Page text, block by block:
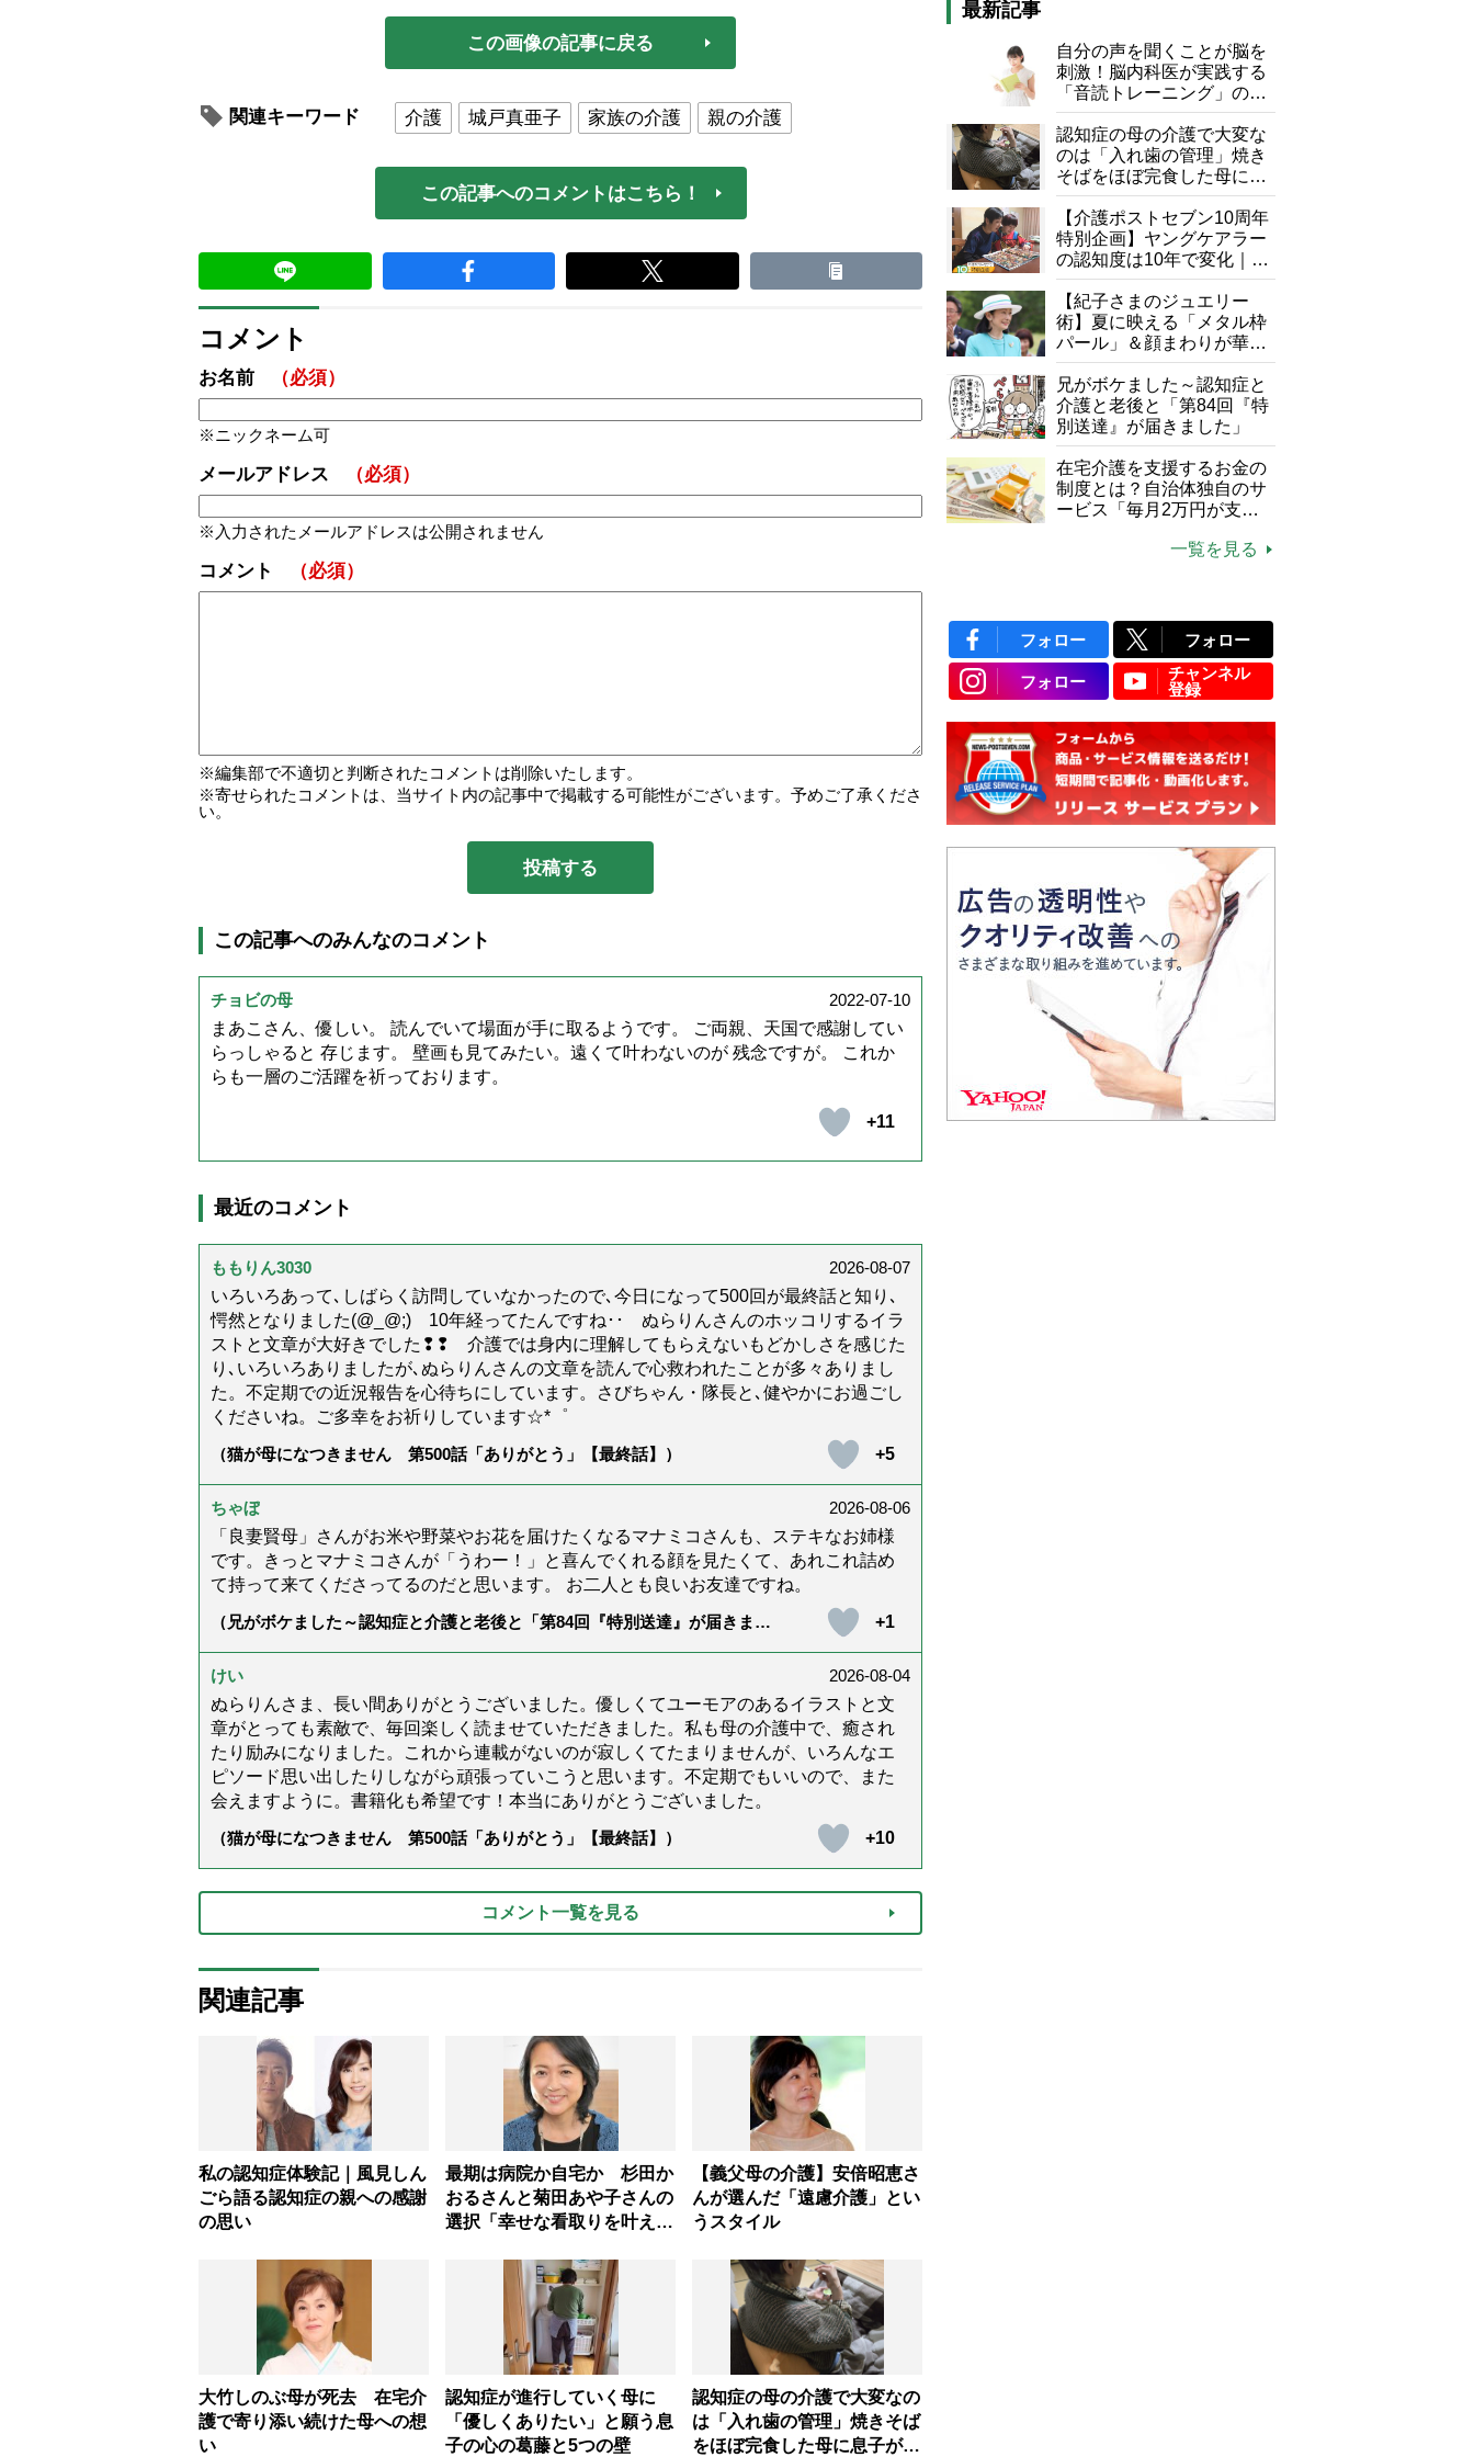
この画像の記事に戻る
関連キーワード 介護 城戸真亜子 家族の介護 親の介護
この記事へのコメントはこちら！
コメント
お名前 （必須）
ニックネーム可
メールアドレス （必須）
入力されたメールアドレスは公開されません
コメント （必須）
編集部で不適切と判断されたコメントは削除いたします。
寄せられたコメントは、当サイト内の記事中で掲載する可能性がございます。予めご了承くださ
い。
この記事へのみんなのコメント
チョビの母
2022-07-10
まあこさん、優しい。 読んでいて場面が手に取るようです。 ご両親、天国で感謝してい
らっしゃると 存じます。 壁画も見てみたい。遠くて叶わないのが 残念ですが。 これか
らも一層のご活躍を祈っております。
+11
最近のコメント
ももりん3030
2026-08-07
いろいろあって､しばらく訪問していなかったので､今日になって500回が最終話と知り､
愕然となりました(@_@;) 10年経ってたんですね･･ ぬらりんさんのホッコリするイラ
ストと文章が大好きでした❢❢ 介護では身内に理解してもらえないもどかしさを感じた
り､いろいろありましたが､ぬらりんさんの文章を読んで心救われたことが多々ありまし
た。不定期での近況報告を心待ちにしています。さびちゃん・隊長と､健やかにお過ごし
くださいね。ご多幸をお祈りしています☆*゜
（猫が母になつきません 第500話「ありがとう」【最終話】）
+5
ちゃぼ
2026-08-06
「良妻賢母」さんがお米や野菜やお花を届けたくなるマナミコさんも、ステキなお姉様
です。きっとマナミコさんが「うわー！」と喜んでくれる顔を見たくて、あれこれ詰め
て持って来てくださってるのだと思います。 お二人とも良いお友達ですね。
（兄がボケました～認知症と介護と老後と「第84回『特別送達』が届きまし
+1
けい
2026-08-04
ぬらりんさま、長い間ありがとうございました。優しくてユーモアのあるイラストと文
章がとっても素敵で、毎回楽しく読ませていただきました。私も母の介護中で、癒され
たり励みになりました。これから連載がないのが寂しくてたまりませんが、いろんなエ
ピソード思い出したりしながら頑張っていこうと思います。不定期でもいいので、また
会えますように。書籍化も希望です！本当にありがとうございました。
（猫が母になつきません 第500話「ありがとう」【最終話】）
+10
コメント一覧を見る
関連記事
私の認知症体験記｜風見しん
ごら語る認知症の親への感謝
の思い
最期は病院か自宅か 杉田か
おるさんと菊田あや子さんの
選択「幸せな看取りを叶える
【義父母の介護】安倍昭恵さ
んが選んだ「遠慮介護」とい
うスタイル
大竹しのぶ母が死去 在宅介
護で寄り添い続けた母への想
い
認知症が進行していく母に
「優しくありたい」と願う息
子の心の葛藤と5つの壁
認知症の母の介護で大変なの
は「入れ歯の管理」焼きそば
をほぼ完食した母に息子が血
最新記事
自分の声を聞くことが脳を
刺激！脳内科医が実践する
「音読トレーニング」の極
意
認知症の母の介護で大変な
のは「入れ歯の管理」焼き
そばをほぼ完食した母に息
子が血の気が引いた理由
【介護ポストセブン10周年
特別企画】ヤングケアラー
の認知度は10年で変化｜流
行語大賞にノミネート、法
律にも明記されたが果たし
て現在は？
【紀子さまのジュエリー
術】夏に映える「メタル枠
パール」＆顔まわりが華や
ぐ「揺れる一粒」の使い分
け方
兄がボケました～認知症と
介護と老後と「第84回『特
別送達』が届きました」
在宅介護を支援するお金の
制度とは？自治体独自のサ
ービス「毎月2万円が支給
一覧を見る
フォロー フォロー
フォロー
チャンネル
登録